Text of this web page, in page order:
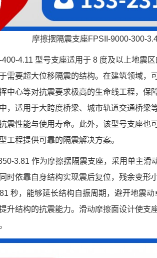
摩擦摆隔震支座FPSII-9000-300-
400-4.11 型号支座适用于 8 度及以上地震
需要超大位移隔震的结构。在建筑领域，
中心等对抗震要求极高的生命线工程，保
，适用于大跨度桥梁、城市轨道交通桥梁
震性能与使用寿命。此外，该型号支座也
工程提供可靠的隔震解决方案。
3.81 作为摩擦摆隔震支座，采用单主滑
时依靠自身结构实现震后复位，残余变形
秒，能够延长结构自振周期，避开地震
升结构的抗震能力。滑动摩擦面设计使支